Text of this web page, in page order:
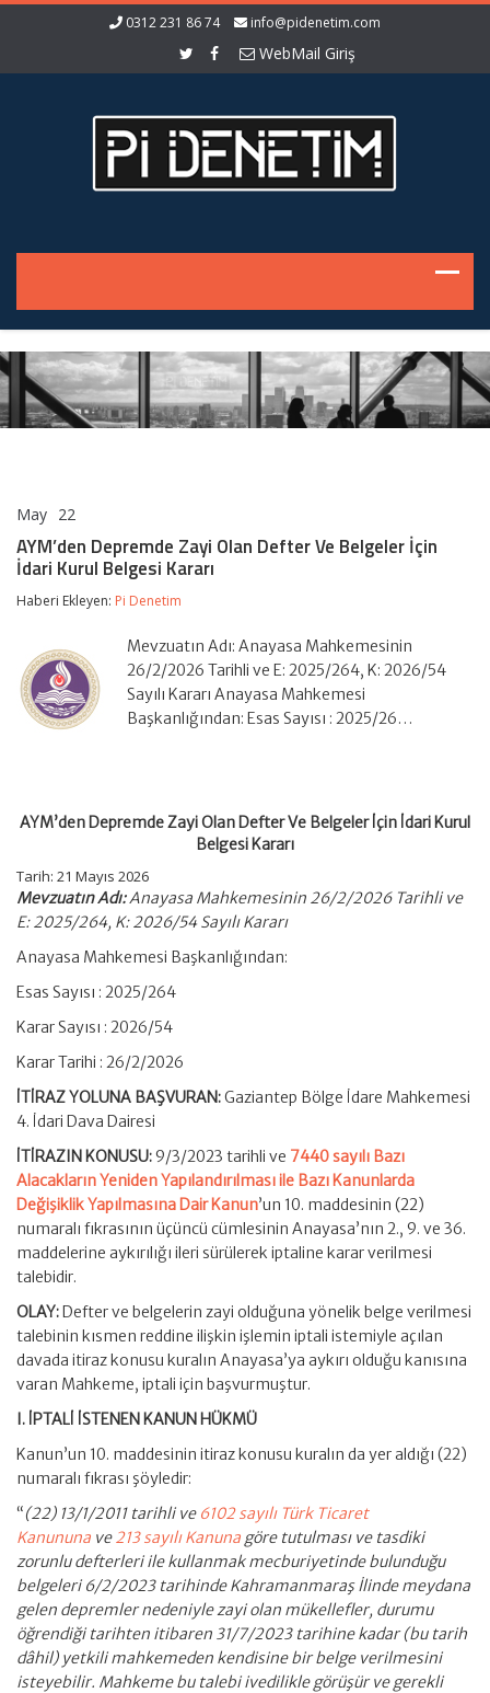
0312 231 86 74 info@pidenetim.com
WebMail Giriş
May 22
Zayi
Olan
Ve
Kurul
Belgesi
Kararı
AYM’den Depremde Zayi Olan Defter Ve Belgeler İçin
İdari Kurul Belgesi Kararı
Haberi Ekleyen: Pi Denetim
Mevzuatın Adı: Anayasa Mahkemesinin
26/2/2026 Tarihli ve E: 2025/264, K: 2026/54
Sayılı Kararı Anayasa Mahkemesi
Başkanlığından: Esas Sayısı : 2025/26…
AYM’den Depremde Zayi Olan Defter Ve Belgeler İçin İdari Kurul
Belgesi Kararı
Tarih: 21 Mayıs 2026
Mevzuatın Adı:Anayasa Mahkemesinin 26/2/2026 Tarihli ve
E: 2025/264, K: 2026/54 Sayılı Kararı
Anayasa Mahkemesi Başkanlığından:
Esas Sayısı : 2025/264
Karar Sayısı : 2026/54
Karar Tarihi : 26/2/2026
İTİRAZ YOLUNA BAŞVURAN:Gaziantep Bölge İdare Mahkemesi
4. İdari Dava Dairesi
İTİRAZIN KONUSU:9/3/2023 tarihli ve 7440 sayılı Bazı
Alacakların Yeniden Yapılandırılması ile Bazı Kanunlarda
Değişiklik Yapılmasına Dair Kanun’un 10. maddesinin (22)
numaralı fıkrasının üçüncü cümlesinin Anayasa’nın 2., 9. ve 36.
maddelerine aykırılığı ileri sürülerek iptaline karar verilmesi
talebidir.
OLAY:Defter ve belgelerin zayi olduğuna yönelik belge verilmesi
talebinin kısmen reddine ilişkin işlemin iptali istemiyle açılan
davada itiraz konusu kuralın Anayasa’ya aykırı olduğu kanısına
varan Mahkeme, iptali için başvurmuştur.
I. İPTALİ İSTENEN KANUN HÜKMÜ
Kanun’un 10. maddesinin itiraz konusu kuralın da yer aldığı (22)
numaralı fıkrası şöyledir:
“(22) 13/1/2011 tarihli ve 6102 sayılı Türk Ticaret
Kanununa ve213 sayılı Kanuna göre tutulması ve tasdiki
zorunlu defterleri ile kullanmak mecburiyetinde bulunduğu
belgeleri 6/2/2023 tarihinde Kahramanmaraş İlinde meydana
gelen depremler nedeniyle zayi olan mükellefler, durumu
öğrendiği tarihten itibaren 31/7/2023 tarihine kadar (bu tarih
dâhil) yetkili mahkemeden kendisine bir belge verilmesini
isteyebilir. Mahkeme bu talebi ivedilikle görüşür ve gerekli